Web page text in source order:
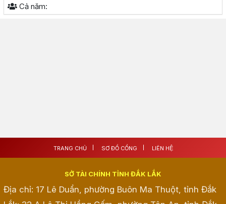
Cả năm:
TRANG CHỦ SƠ ĐỒ CỔNG LIÊN HỆ
SỞ TÀI CHÍNH TỈNH ĐẮK LẮK
Địa chỉ: 17 Lê Duẩn, phường Buôn Ma Thuột, tỉnh Đắk